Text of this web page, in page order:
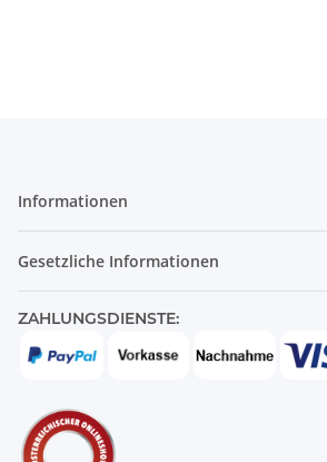
Informationen
Gesetzliche Informationen
ZAHLUNGSDIENSTE: